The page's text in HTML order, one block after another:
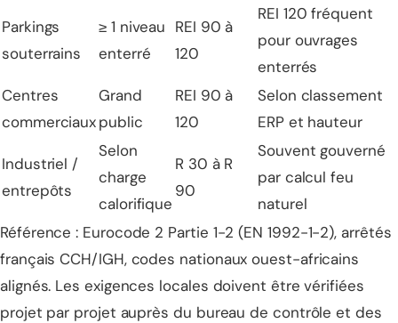
Parkings
souterrains
≥ 1 niveau
enterré
REI 90 à
120
REI 120 fréquent
pour ouvrages
enterrés
Centres
commerciaux
Grand
public
REI 90 à
120
Selon classement
ERP et hauteur
Industriel /
entrepôts
Selon
charge
calorifique
R 30 à R
90
Souvent gouverné
par calcul feu
naturel
Référence : Eurocode 2 Partie 1-2 (EN 1992-1-2), arrêtés
français CCH/IGH, codes nationaux ouest-africains
alignés. Les exigences locales doivent être vérifiées
projet par projet auprès du bureau de contrôle et des